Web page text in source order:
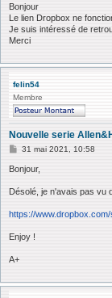
s
s
g
e
Bonjour
Le lien Dropbox ne
Je suis intéressé de
Merci
felin54
Membre
Nouvelle serie
M
s
a
g
31 mai 2021, 10:58
Bonjour,
Désolé, je n'avais pas vu
https://
Enjoy !
A+